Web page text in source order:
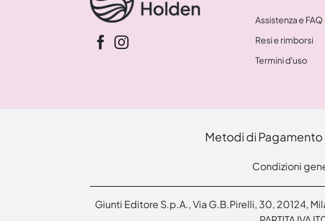
Assistenza e FAQ
Resi e rimborsi
Termini d'uso
Metodi di Pagamento
Condizioni
Giunti Editore S.p.A., Via G.B.Pirelli, 30, 20124,